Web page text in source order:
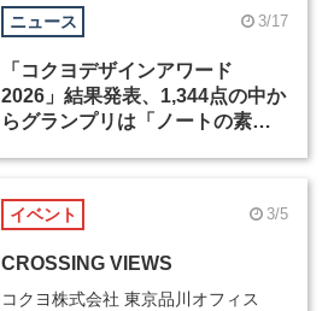
ニュース 3/17
「コクヨデザインアワード
2026」結果発表、1,344点の中か
らグランプリは「ノートの素」
イベント 3/5
CROSSING VIEWS
コクヨ株式会社 東京品川オフィス